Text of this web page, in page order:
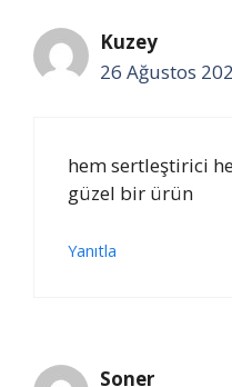
Kuzey
26 Ağustos
hem sertleştirici
güzel bir ürün
Yanıtla
Soner